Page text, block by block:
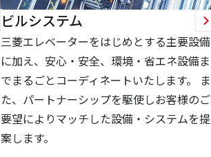
ビルシステム
三菱エレベーターをはじめとする主要設備
に加え、安心・安全、環境・省エネ設備ま
でまるごとコーディネートいたします。 ま
た、パートナーシップを駆使しお客様のご
要望によりマッチした設備・システムを提
案します。